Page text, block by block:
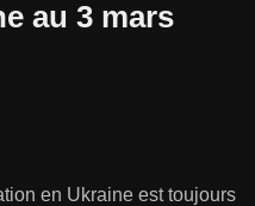
des
au 3 mars
en Ukraine est toujours